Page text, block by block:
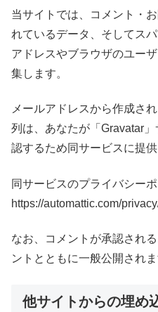
当サイトでは、コメント・
れているデータ、そしてス
アドレスやブラウザのユー
集します。
メールアドレスから作成さ
列は、あなたが「Gravatar
認するため同サービスに提
同サービスのプライバシーポ
https://automattic.com/
なお、コメントが承認され
ントとともに一般公開されま
他サイトからの埋め